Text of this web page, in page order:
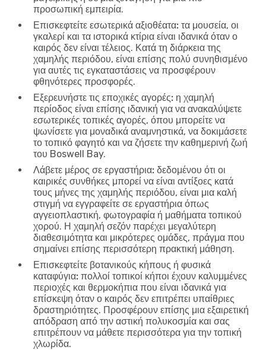
προσωπική εμπειρία.
Επισκεφτείτε εσωτερικά αξιοθέατα: τα μουσεία, οι
γκαλερί και τα ιστορικά κτίρια είναι ιδανικά όταν ο
καιρός δεν είναι τέλειος. Κατά τη διάρκεια της
χαμηλής περιόδου, είναι επίσης πολύ συνηθισμένο
για αυτές τις εγκαταστάσεις να προσφέρουν
φθηνότερες προσφορές.
Εξερευνήστε τις εποχικές αγορές: η χαμηλή
περίοδος είναι επίσης ιδανική για να ανακαλύψετε
εσωτερικές τοπικές αγορές, όπου μπορείτε να
ψωνίσετε για μοναδικά αναμνηστικά, να δοκιμάσετε
το τοπικό φαγητό και να ζήσετε την καθημερινή ζωή
του Boswell Bay.
Λάβετε μέρος σε εργαστήρια: δεδομένου ότι οι
καιρικές συνθήκες μπορεί να είναι αντίξοες κατά
τους μήνες της χαμηλής περιόδου, είναι μια καλή
στιγμή να εγγραφείτε σε εργαστήρια όπως
αγγειοπλαστική, φωτογραφία ή μαθήματα τοπικού
χορού. Η χαμηλή σεζόν παρέχει μεγαλύτερη
διαθεσιμότητα και μικρότερες ομάδες, πράγμα που
σημαίνει επίσης περισσότερη πρακτική μάθηση.
Επισκεφτείτε βοτανικούς κήπους ή φυσικά
καταφύγια: πολλοί τοπικοί κήποι έχουν καλυμμένες
περιοχές και θερμοκήπια που είναι ιδανικά για
επίσκεψη όταν ο καιρός δεν επιτρέπει υπαίθριες
δραστηριότητες. Προσφέρουν επίσης μια εξαιρετική
απόδραση από την αστική πολυκοσμία και σας
επιτρέπουν να μάθετε περισσότερα για την τοπική
χλωρίδα.